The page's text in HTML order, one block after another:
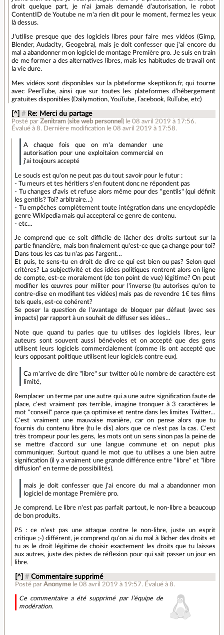
droit quelque part, je n'ai jamais demandé d’autorisation, le robot
ContentID de Youtube ne m'a rien dit pour le moment, fermez les yeux
là dessus.
J'utilise presque que des logiciels libres pour faire mes vidéos (Gimp,
Blender, Audacity, Geogebra), mais je doit confesser que j'ai encore du
mal a abandonner mon logiciel de montage Première pro. Je suis en train
de me former a des alternatives libres, mais les habitudes de travail ont
la vie dure.
Mes vidéos sont disponibles sur la plateforme skeptikon.fr, qui tourne
avec PeerTube, ainsi que sur toutes les plateformes d’hébergement
gratuites disponibles (Dailymotion, YouTube, Facebook, RuTube, etc)
[^] # Re: Merci du partage
Posté parZenitram (site web personnel ) le 08 avril 2019 à 17:56.
Évalué à8. Dernière modification le 08 avril 2019 à 17:58.
A chaque fois que on m'a demander une
autorisation pour une exploitaion commercial en
j'ai toujours accepté
Le soucis est qu'on ne peut pas du tout savoir pour le futur :
- Tu meurs et tes héritiers s'en foutent donc ne répondent pas
- Tu changes d'avis et refuse alors même pour des "gentils" (qui définit
les gentils? Toi? arbitraire…)
- Tu empêches complètement toute intégration dans une encyclopédie
genre Wikipedia mais qui accepterai ce genre de contenu.
- etc…
Je comprend que ce soit difficile de lâcher des droits surtout sur la
partie financière, mais bon finalement qu'est-ce que ça change pour toi?
Dans tous les cas tu n'as pas l'argent…
Et puis, te sens-tu en droit de dire ce qui est bien ou pas? Selon quel
critères? La subjectivité et des idées politiques rentrent alors en ligne
de compte, est-ce moralement (de ton point de vue) légitime? On peut
modifier les œuvres pour militer pour l'inverse (tu autorises qu'on te
contre-dise en modifiant tes vidées) mais pas de revendre 1€ tes films
tels quels, est-ce cohérent?
Se poser la question de l'avantage de bloquer par défaut (avec ses
impacts) par rapport à un souhait de diffuser ses idées…
Note que quand tu parles que tu utilises des logiciels libres, leur
auteurs sont souvent aussi bénévoles et on accepté que des gens
utilisent leurs logiciels commercialement (comme ils ont accepté que
leurs opposant politique utilisent leur logiciels contre eux).
Ca m'arrive de dire "libre" sur twitter où le nombre de caractère est
limité,
Remplacer un terme par une autre qui a une autre signification faute de
place, c'est vraiment pas terrible, imagine tronquer à 3 caractères le
mot "conseil" parce que ça optimise et rentre dans les limites Twitter…
C'est vraiment une mauvaise manière, car on pense alors que tu
fournis du contenu libre (tu le dis) alors que ce n'est pas la cas. C'est
très trompeur pour les gens, les mots ont un sens sinon pas la peine de
se mettre d'accord sur une langue commune et on neput plus
communiquer. Surtout quand le mot que tu utilises a une bien autre
signification (il y a vraiment une grande différence entre "libre" et "libre
diffusion" en terme de possibilités).
mais je doit confesser que j'ai encore du mal a abandonner mon
logiciel de montage Première pro.
Je comprend. Le libre n'est pas parfait partout, le non-libre a beaucoup
de bon produits.
PS : ce n'est pas une attaque contre le non-libre, juste un esprit
critique ;-) différent, je comprend qu'on ai du mal à lâcher des droits et
tu as le droit légitime de choisir exactement les droits que tu laisses
aux autres, juste des pistes de réflexion pour qui sait passer un jour en
libre.
[^] # Commentaire supprimé
Posté par Anonyme le 08 avril 2019 à 19:57. Évalué à 8.
Ce commentaire a été supprimé par l’équipe de
modération.